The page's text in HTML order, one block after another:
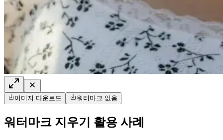
이미지 다운로드 워터마크 없음
워터마크 지우기 활용 사례